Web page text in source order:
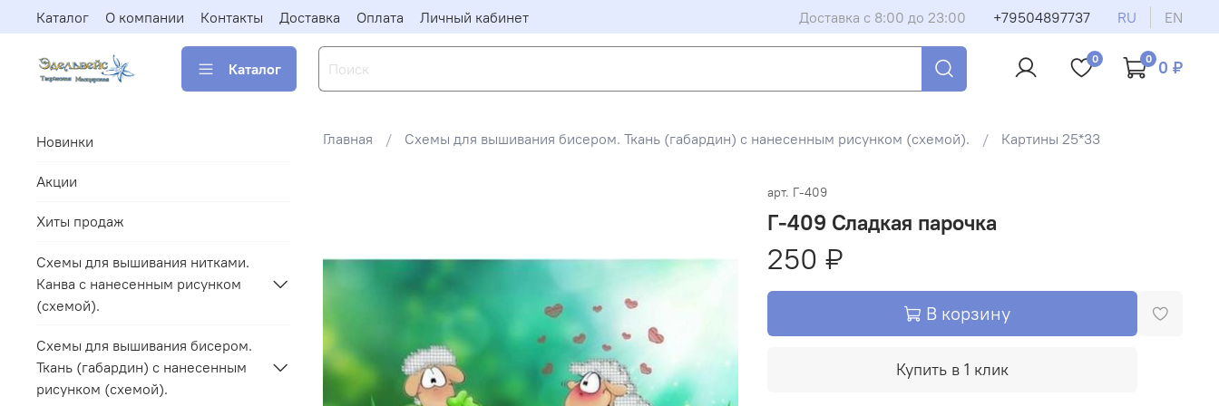
Каталог О компании Контакты Доставка Оплата Личный кабинет Доставка с 8:00 до 23:00 +79504897737 RU EN
Каталог
0 0 0 ₽
Главная Схемы для вышивания бисером. Ткань (габардин) с нанесенным рисунком (схемой). Картины 25*33
арт. Г-409
Г-409 Сладкая парочка
250 ₽
В корзину
Купить в 1 клик
Новинки
Акции
Хиты продаж
Схемы для вышивания нитками.
Канва с нанесенным рисунком
(схемой).
Схемы для вышивания бисером.
Ткань (габардин) с нанесенным
рисунком (схемой).